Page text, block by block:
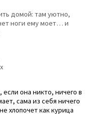
домой: там уютно,
ноги ему моет… и
она никто, ничего в
сама из себя ничего
хлопочет как курица